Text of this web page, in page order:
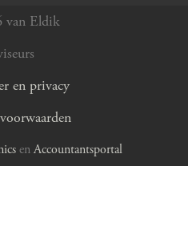
van Eldik
en privacy
enAccountantsportal